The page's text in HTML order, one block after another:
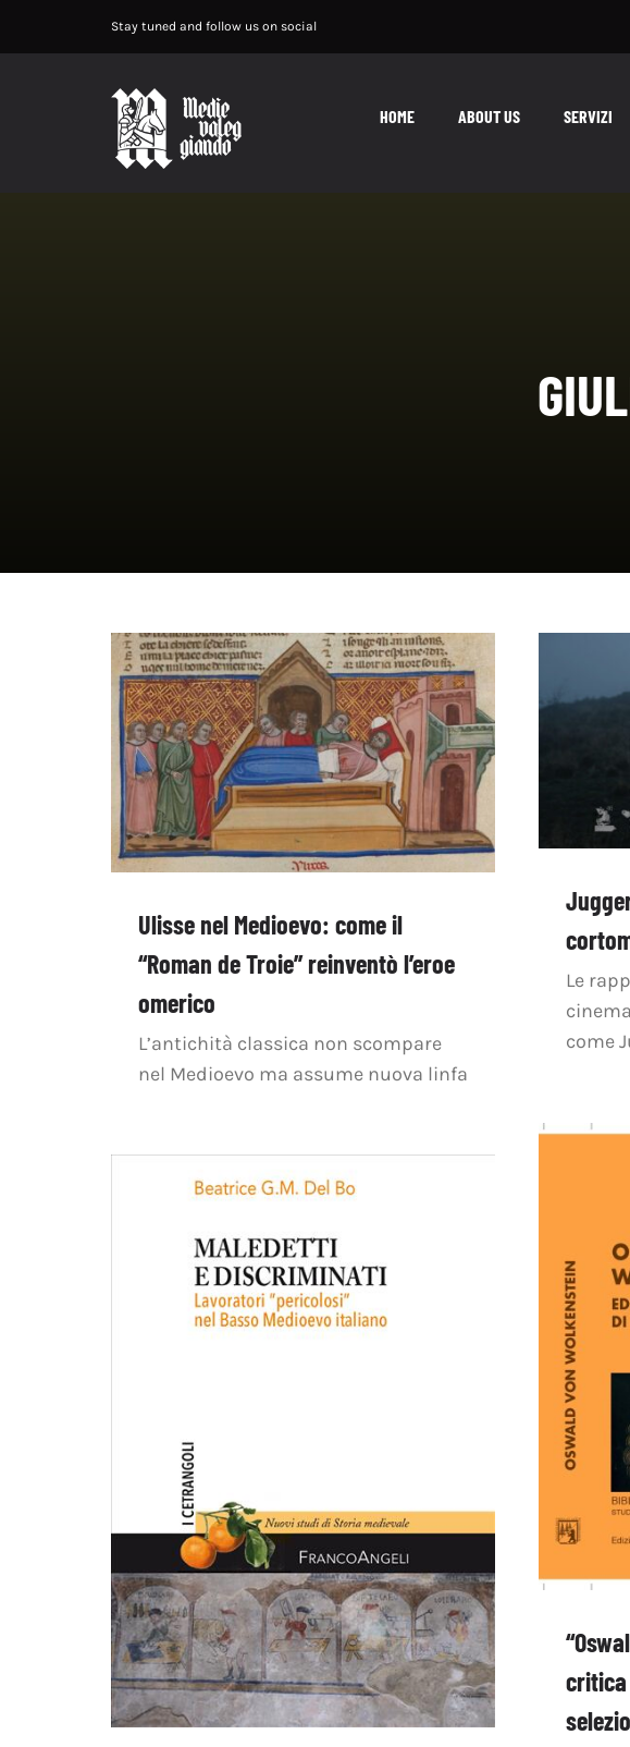
Stay tuned and follow us on social
HOME ABOUT US SERVIZI
Ulisse nel Medioevo: come il
“Roman de Troie” reinventò l’eroe
omerico
L’antichità classica non scompare
nel Medioevo ma assume nuova linfa
Le
come
critica